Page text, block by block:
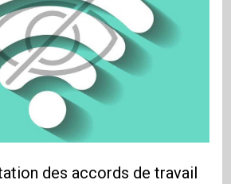
des accords de travail